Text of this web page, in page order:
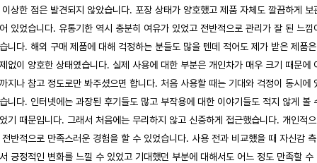
이상한 점은 발견되지 않았습니다. 포장 상태가 양호했고 제품 자체도 깔끔하게 보
있었습니다. 유통기한 역시 충분히 여유가 있었고 전반적으로 관리가 잘 된 느낌
니다. 해외 구매 제품에 대해 걱정하는 분들도 많을 텐데 적어도 제가 받은 제품은
없이 양호한 상태였습니다. 실제 사용에 대한 부분은 개인차가 매우 크기 때문에
지나 참고 정도로만 봐주셨으면 합니다. 처음 사용할 때는 기대와 걱정이 동시에
니다. 인터넷에는 과장된 후기들도 많고 부작용에 대한 이야기들도 적지 않게 볼
기 때문입니다. 그래서 처음에는 무리하지 않고 신중하게 접근했습니다. 개인적
반적으로 만족스러운 경험을 할 수 있었습니다. 사용 전과 비교했을 때 자신감 측
긍정적인 변화를 느낄 수 있었고 기대했던 부분에 대해서도 어느 정도 만족할 수